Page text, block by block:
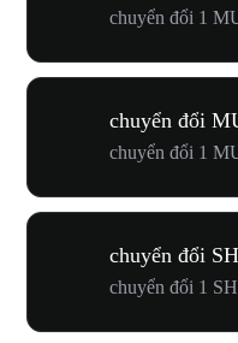
chuyển đổi 1
chuyển đổi
chuyển đổi 1
chuyển đổi
chuyển đổi 1